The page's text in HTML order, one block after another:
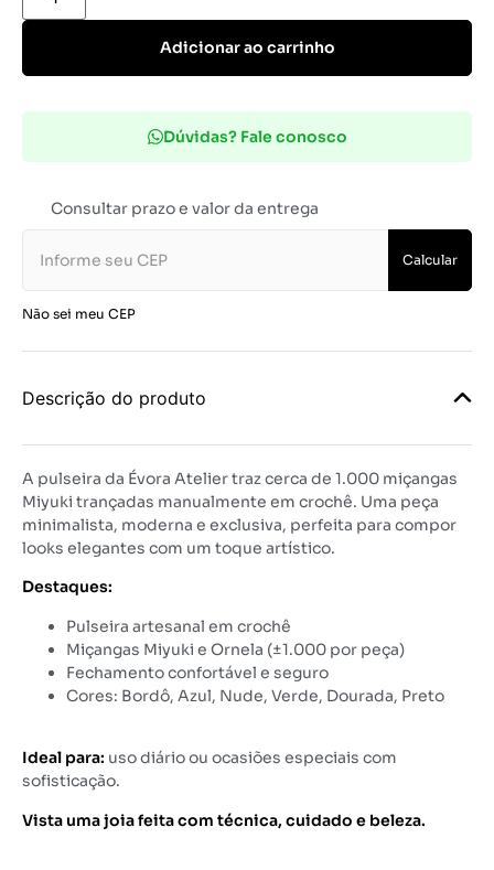
Adicionar ao carrinho
Dúvidas? Fale conosco
Consultar prazo e valor da entrega
Calcular
Não sei meu CEP
Descrição do produto
A pulseira da Évora Atelier traz cerca de 1.000 miçangas
Miyuki trançadas manualmente em crochê. Uma peça
minimalista, moderna e exclusiva, perfeita para compor
looks elegantes com um toque artístico.
Destaques:
Pulseira artesanal em crochê
Miçangas Miyuki e Ornela (±1.000 por peça)
Fechamento confortável e seguro
Cores: Bordô, Azul, Nude, Verde, Dourada, Preto
Ideal para: uso diário ou ocasiões especiais com
sofisticação.
Vista uma joia feita com técnica, cuidado e beleza.